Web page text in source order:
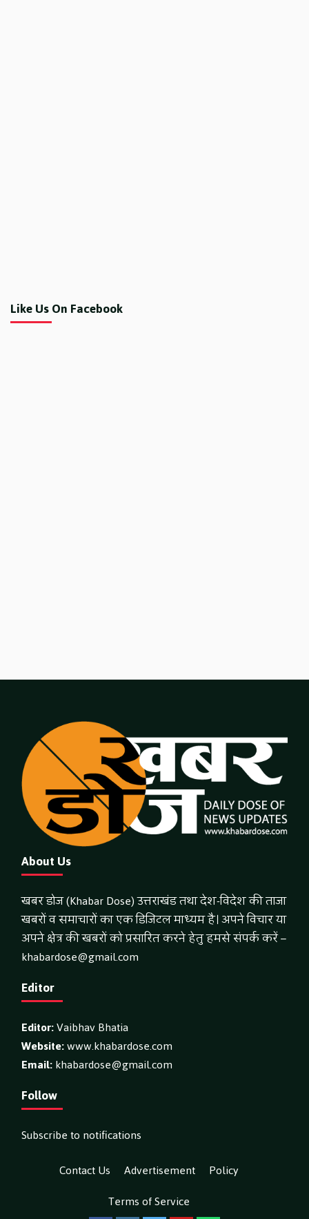
Like Us On Facebook
About Us
खबर डोज (Khabar Dose) उत्तराखंड तथा देश-विदेश की ताजा
खबरों व समाचारों का एक डिजिटल माध्यम है। अपने विचार या
अपने क्षेत्र की खबरों को प्रसारित करने हेतु हमसे संपर्क करें –
khabardose@gmail.com
Editor
Editor:Vaibhav Bhatia
Website:www.khabardose.com
Email:khabardose@gmail.com
Follow
Subscribe to notifications
Contact Us
Advertisement
Policy
Terms of Service